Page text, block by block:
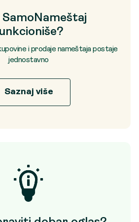
SamoNameštaj
i prodaje nameštaja postaje
jednostavno
Saznaj više